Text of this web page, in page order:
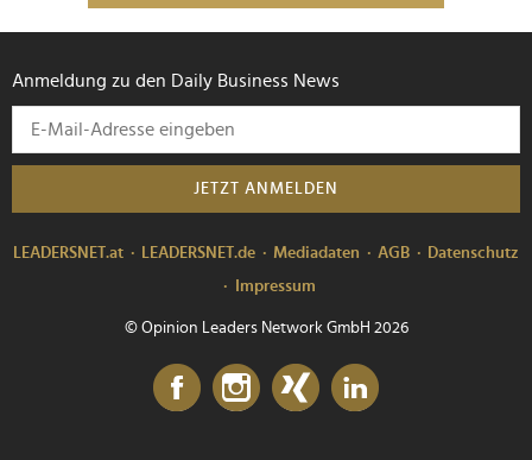
Anmeldung zu den Daily Business News
JETZT ANMELDEN
LEADERSNET.at LEADERSNET.de Mediadaten AGB
Datenschutz
Impressum
© Opinion Leaders Network GmbH 2026